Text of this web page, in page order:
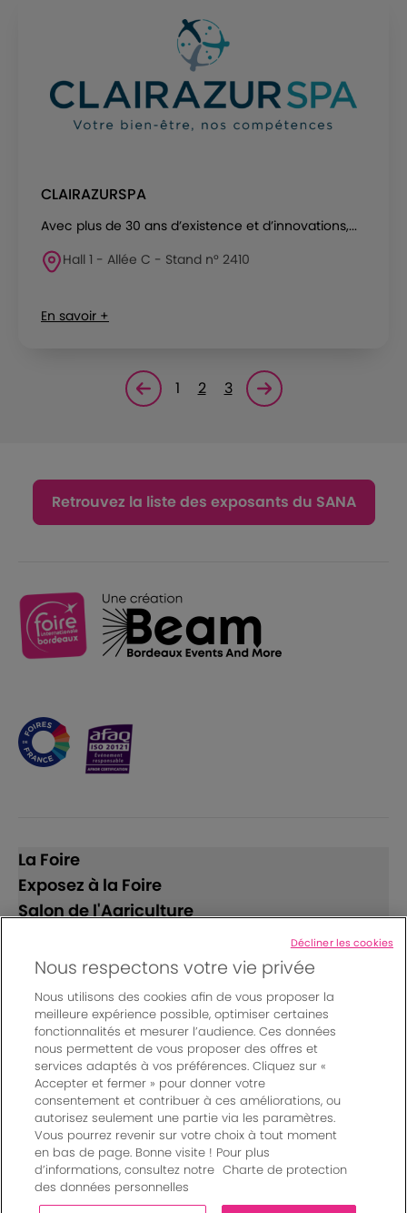
CLAIRAZURSPA
Avec plus de 30 ans d’existence et d’innovations,...
Hall 1 - Allée C - Stand n° 2410
En savoir +
Page précédente
1 2 3 Page suivante<
Retrouvez la liste des exposants du SANA
La Foire
Exposez à la Foire
Salon de l'Agriculture
Suivez-nous
© Bordeaux Events And More | Rue Jean Samazeuilh - CS
20088 - 33070 Bordeaux cedex - France
Mentions légales|
Règlement général des manifestations
Un événement organisé par Bordeaux Events And More
Charte de protection des données personnelles
Nous respectons votre vie privée
Nous utilisons des cookies afin de vous proposer la
meilleure expérience possible, optimiser certaines
fonctionnalités et mesurer l’audience. Ces données
nous permettent de vous proposer des offres et
services adaptés à vos préférences. Cliquez sur «
Accepter et fermer » pour donner votre
consentement et contribuer à ces améliorations, ou
autorisez seulement une partie via les paramètres.
Vous pourrez revenir sur votre choix à tout moment
en bas de page. Bonne visite ! Pour plus
d’informations, consultez notre Charte de protection
des données personnelles
Décliner les cookies